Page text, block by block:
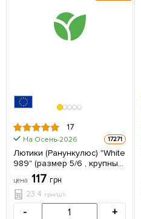
17
На Осень-2026 17271
Лютики (Ранункулюс) "White
989" (размер 5/6 , крупный)
5шт в упаковке
цена 117 грн
23.4 грн/шт
- +